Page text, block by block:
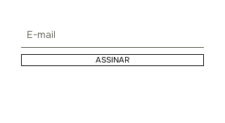
ASSINAR